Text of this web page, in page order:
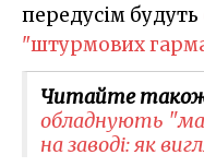
передусім будуть
"штурмових
Читайте
обладнують
на заводі: як